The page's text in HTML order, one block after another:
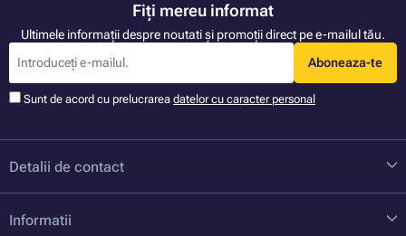
Fiți mereu informat
Ultimele informații despre noutati și promoții direct pe e-mailul tău.
Aboneaza-te
Sunt de acord cu prelucrarea datelor cu caracter personal
Detalii de contact
Informatii